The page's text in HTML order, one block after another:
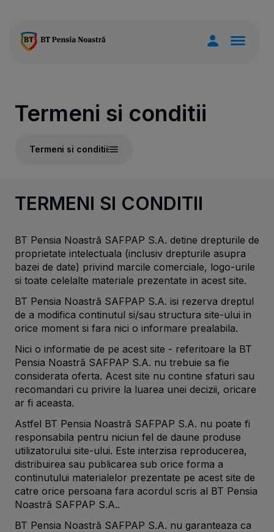
Termeni si conditii
Termeni si conditii
TERMENI SI CONDITII
BT Pensia Noastră SAFPAP S.A. detine drepturile de
proprietate intelectuala (inclusiv drepturile asupra
bazei de date) privind marcile comerciale, logo-urile
si toate celelalte materiale prezentate in acest site.
BT Pensia Noastră SAFPAP S.A. isi rezerva dreptul
de a modifica continutul si/sau structura site-ului in
orice moment si fara nici o informare prealabila.
Nici o informatie de pe acest site - referitoare la BT
Pensia Noastră SAFPAP S.A. nu trebuie sa fie
considerata oferta. Acest site nu contine sfaturi sau
recomandari cu privire la luarea unei decizii, oricare
ar fi aceasta.
Astfel BT Pensia Noastră SAFPAP S.A. nu poate fi
responsabila pentru niciun fel de daune produse
utilizatorului site-ului. Este interzisa reproducerea,
distribuirea sau publicarea sub orice forma a
continutului materialelor prezentate pe acest site de
catre orice persoana fara acordul scris al BT Pensia
Noastră SAFPAP S.A..
BT Pensia Noastră SAFPAP S.A. nu garanteaza ca